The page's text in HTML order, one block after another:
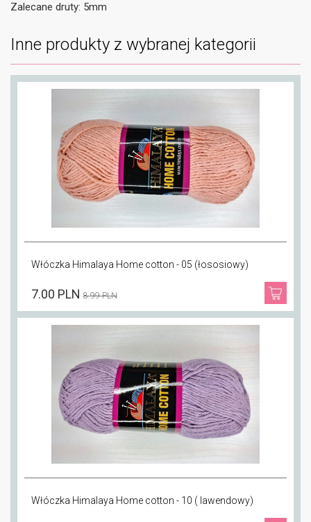
Zalecane druty: 5mm
Inne produkty z wybranej kategorii
Włóczka Himalaya Home cotton - 05 (łososiowy)
7.00 PLN 8.99 PLN
Włóczka Himalaya Home cotton - 10 ( lawendowy)